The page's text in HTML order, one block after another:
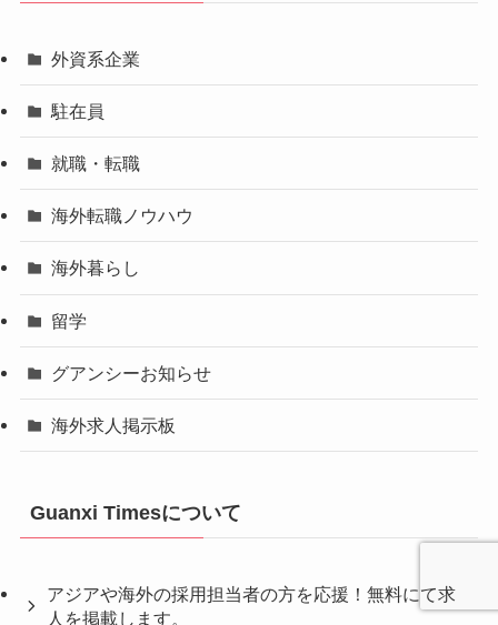
外資系企業
駐在員
就職・転職
海外転職ノウハウ
海外暮らし
留学
グアンシーお知らせ
海外求人掲示板
Guanxi Timesについて
アジアや海外の採用担当者の方を応援！無料にて求
人を掲載します。